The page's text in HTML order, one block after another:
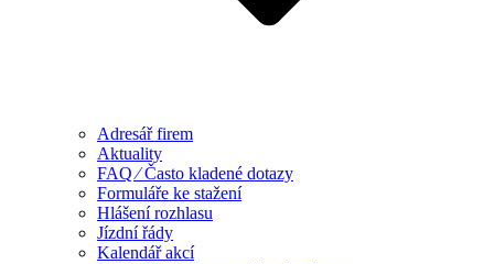
Adresář firem
Aktuality
FAQ ⁄ Často kladené dotazy
Formuláře ke stažení
Hlášení rozhlasu
Jízdní řády
Kalendář akcí